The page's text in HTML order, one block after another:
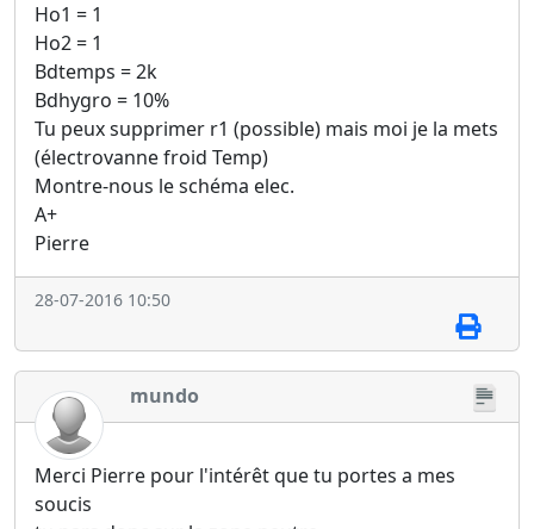
Ho1 = 1
Ho2 = 1
Bdtemps = 2k
Bdhygro = 10%
Tu peux supprimer r1 (possible) mais moi je la mets
(électrovanne froid Temp)
Montre-nous le schéma elec.
A+
Pierre
28-07-2016 10:50
mundo
Merci Pierre pour l'intérêt que tu portes a mes
soucis